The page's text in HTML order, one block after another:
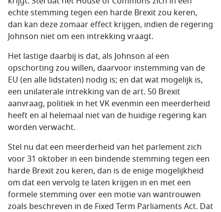
echte stemming tegen een harde Brexit zou keren,
dan kan deze zomaar effect krijgen, indien de regering
Johnson niet om een intrekking vraagt.
Het lastige daarbij is dat, als Johnson al een
opschorting zou willen, daarvoor instemming van de
EU (en alle lidstaten) nodig is; en dat wat mogelijk is,
een unilaterale intrekking van de art. 50 Brexit
aanvraag, politiek in het VK evenmin een meerderheid
heeft en al helemaal niet van de huidige regering kan
worden verwacht.
Stel nu dat een meerderheid van het parlement zich
voor 31 oktober in een bindende stemming tegen een
harde Brexit zou keren, dan is de enige mogelijkheid
om dat een vervolg te laten krijgen in en met een
formele stemming over een motie van wantrouwen
zoals beschreven in de Fixed Term Parliaments Act. Dat